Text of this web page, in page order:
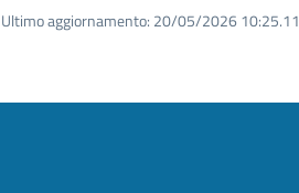
Ultimo aggiornamento: 20/05/2026 10:25.11